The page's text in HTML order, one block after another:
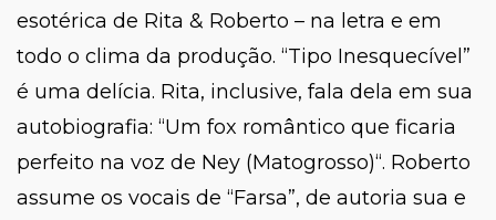
esotérica de Rita & Roberto – na letra e em
todo o clima da produção. “Tipo Inesquecível”
é uma delícia. Rita, inclusive, fala dela em sua
autobiografia: “Um fox romântico que ficaria
perfeito na voz de Ney (Matogrosso)“. Roberto
assume os vocais de “Farsa”, de autoria sua e